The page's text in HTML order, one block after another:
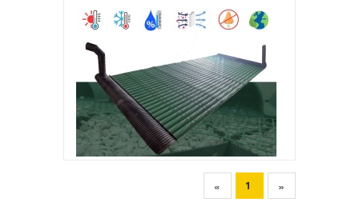
ZOBACZ
« 1 (current)
»